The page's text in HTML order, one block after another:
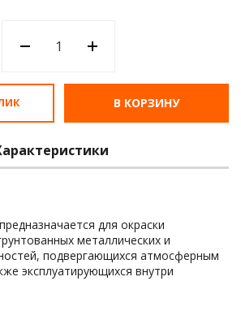
В КОРЗИНУ
для окраски
металлических и
подвергающихся атмосферным
эксплуатирующихся внутри